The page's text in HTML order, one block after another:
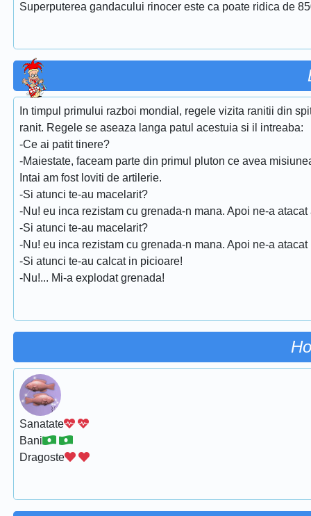
Superputerea gandacului rinocer este ca poate ridica de
In timpul primului razboi mondial, regele vizita ranitii din
ranit. Regele se aseaza langa patul acestuia si il intreaba:
-Ce ai patit tinere?
-Maiestate, faceam parte din primul pluton ce avea
Intai am fost loviti de artilerie.
-Si atunci te-au macelarit?
-Nu! eu inca rezistam cu grenada-n mana. Apoi ne-a atacat
-Si atunci te-au macelarit?
-Nu! eu inca rezistam cu grenada-n mana. Apoi ne-a atacat
-Si atunci te-au calcat in picioare!
-Nu!... Mi-a explodat grenada!
Sanatate
Bani
Dragoste